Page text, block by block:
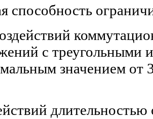
способность
с треугольными
значением от
длительностью